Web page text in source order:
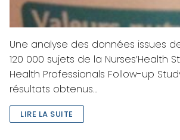
Une analyse des données issues
120 000 sujets de la Nurses’Health
Health Professionals Follow-up
résultats obtenus…
LIRE LA SUITE